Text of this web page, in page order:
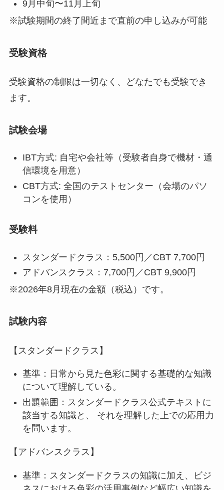
9月中旬〜11月上旬
※試験期間の終了間近まで直前の申し込みが可能
受験資格
受験資格の制限は一切なく、どなたでも受験でき
ます。
試験会場
IBT方式: 自宅や会社等（受験者自身で機材・通
信環境を用意）
CBT方式: 全国のテストセンター（会場のパソ
コンを使用）
受験料
スタンダードクラス：5,500円／CBT 7,700円
アドバンスクラス：7,700円／CBT 9,900円
※2026年8月現在の金額（税込）です。
試験内容
【スタンダードクラス】
基準：日常から見た色彩に関する基礎的な知識
について理解している。
出題範囲：スタンダードクラス公式テキストに
該当する知識と、 それを理解した上での応用力
を問います。
【アドバンスクラス】
基準：スタンダードクラスの知識に加え、ビジ